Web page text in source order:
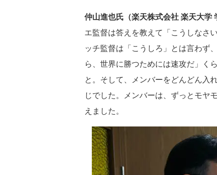
仲山進也氏（楽天株式会社 楽天大学
エ監督は答えを教えて「こうしなさ
ッチ監督は「こうしろ」とは言わず
ら、世界に勝つためには速攻だ」く
と。そして、メンバーをどんどん入
じでした。メンバーは、ずっとモヤ
えました。